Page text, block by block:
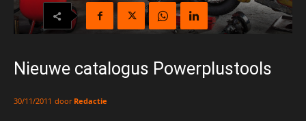
Nieuwe catalogus Powerplustools
30/11/2011 door Redactie